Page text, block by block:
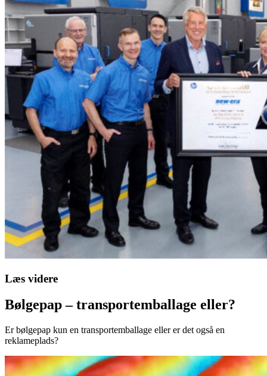
Læs videre
Bølgepap – transportemballage eller?
Er bølgepap kun en transportemballage eller er det også en
reklameplads?